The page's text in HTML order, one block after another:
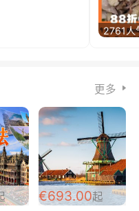
2761人
更多
€693.00起